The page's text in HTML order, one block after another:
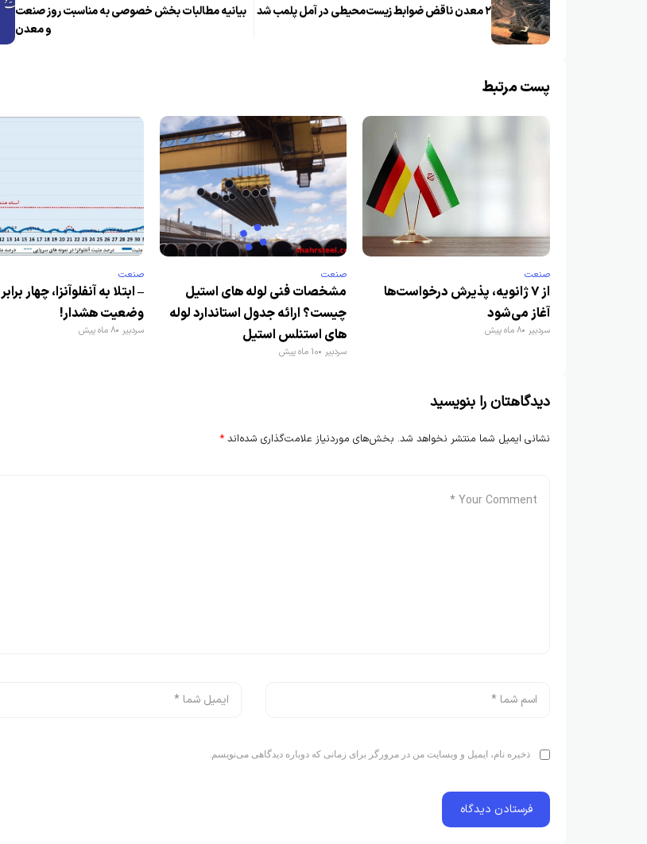
۲ معدن ناقض ضوابط زیست‌محیطی در آمل پلمب شد
بیانیه مطالبات بخش خصوصی به مناسبت روز صنعت
و معدن
پست مرتبط
صنعت
از ۷ ژانویه، پذیرش درخواست‌ها
آغاز می‌شود
سردبیر 8 ماه پیش
صنعت
مشخصات فنی لوله های استیل
چیست؟ ارائه جدول استاندارد لوله
های استنلس استیل
سردبیر 10 ماه پیش
صنعت
– ابتلا به آنفلوآنزا، چهار برابر
وضعیت هشدار!
سردبیر 8 ماه پیش
دیدگاهتان را بنویسید
نشانی ایمیل شما منتشر نخواهد شد. بخش‌های موردنیاز علامت‌گذاری شده‌اند *
ذخیره نام، ایمیل و وبسایت من در مرورگر برای زمانی که دوباره دیدگاهی می‌نویسم.